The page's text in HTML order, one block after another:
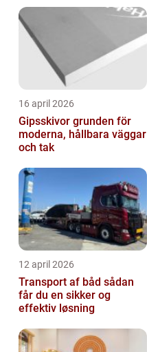
16 april 2026
Gipsskivor grunden för
moderna, hållbara väggar
och tak
12 april 2026
Transport af båd sådan
får du en sikker og
effektiv løsning